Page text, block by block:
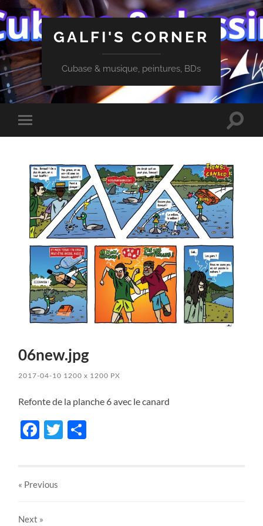
GALFI'S CORNER
Cubase & musique, peintures, BDs
Toggle
mobile
Toggle
06new.jpg
2017-04-10 1200x 1200 PX
Refonte de la planche 6 avec le canard
Facebook
Twitter
« Previous
Next »